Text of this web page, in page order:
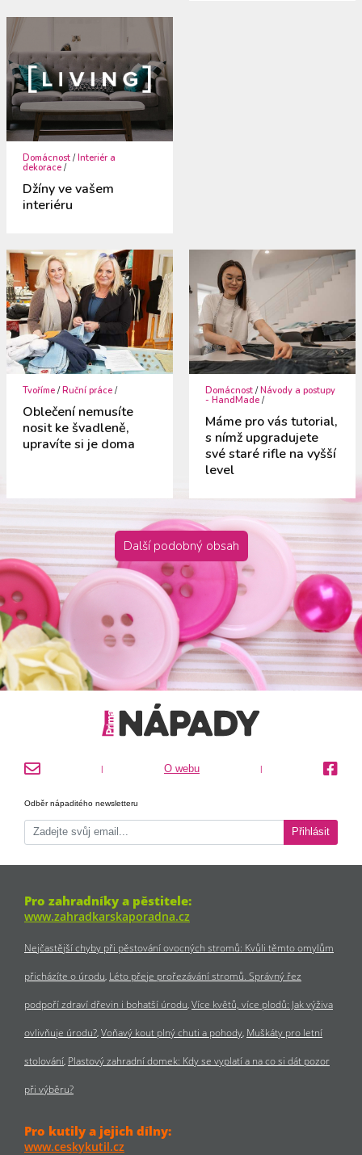
Domácnost /Interiér a
dekorace /
Džíny ve vašem
interiéru
Tvoříme /Ruční práce /
Oblečení nemusíte
nosit ke švadleně,
upravíte si je doma
Domácnost /Návody a postupy
- HandMade /
Máme pro vás tutorial,
s nímž upgradujete
své staré rifle na vyšší
level
Další podobný obsah
| O webu |
Odběr nápaditého newsletteru
Přihlásit
Pro zahradníky a pěstitele:
www.zahradkarskaporadna.cz
Nejčastější chyby při pěstování ovocných stromů: Kvůli těmto omylům
přicházíte o úrodu Léto přeje prořezávání stromů. Správný řez
podpoří zdraví dřevin i bohatší úrodu Více květů, více plodů: Jak výživa
ovlivňuje úrodu? Voňavý kout plný chuti a pohody Muškáty pro letní
stolování Plastový zahradní domek: Kdy se vyplatí a na co si dát pozor
při výběru?
Pro kutily a jejich dílny:
www.ceskykutil.cz